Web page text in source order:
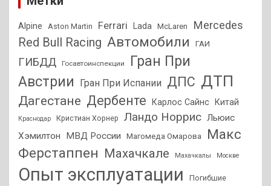
Alpine Aston Martin Ferrari Lada McLaren Mercedes
Red Bull Racing Автомобили ГАИ
ГИБДД Госавтоинспекции
Гран При
Австрии
Гран При Испании ДПС ДТП
Дагестане Дербенте Карлос Сайнс Китай
Краснодар Кристиан Хорнер Ландо Норрис Льюис
Хэмилтон
МВД России Магомеда Омарова
Макс
Ферстаппен Махачкале Махачкалы Москве
Опыт эксплуатации Погибшие